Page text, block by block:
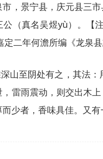
，景宁县，庆元县三
（真名吴煜yù）。【
定二年何澹所编《龙泉
山至阴处有之，其法
雷雨震动，则交出木
少者，香味具佳。又